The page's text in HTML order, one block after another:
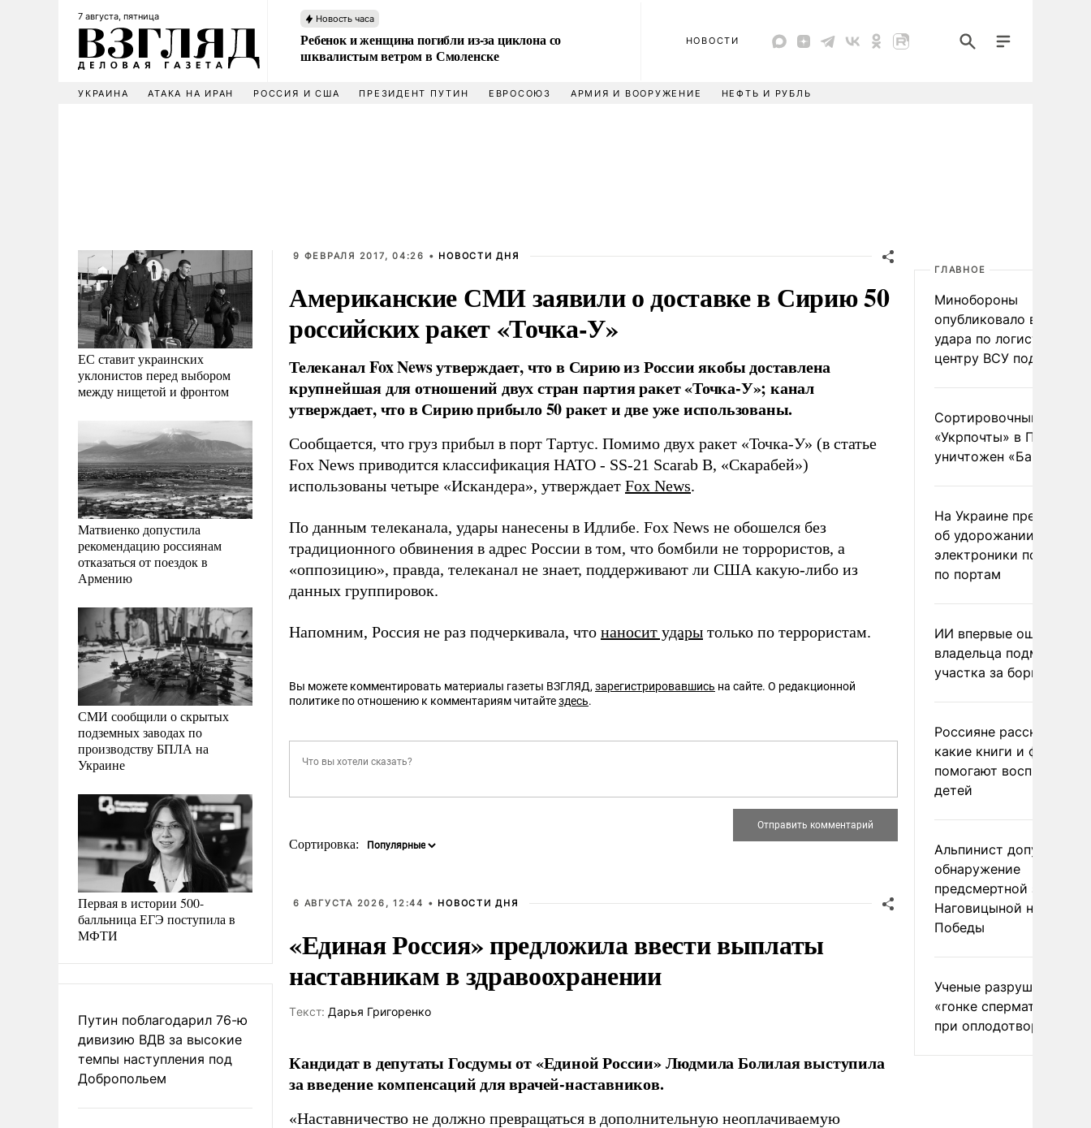
7 августа, пятница Новость часа
Ребенок и женщина погибли из-за циклона со
шквалистым ветром в Смоленске
НОВОСТИ
УКРАИНА АТАКА НА ИРАН РОССИЯ И США ПРЕЗИДЕНТ ПУТИН ЕВРОСОЮЗ АРМИЯ И ВООРУЖЕНИЕ НЕФТЬ И РУБЛЬ
ЕС ставит украинских
уклонистов перед выбором
между нищетой и фронтом
Матвиенко допустила
рекомендацию россиянам
отказаться от поездок в
Армению
СМИ сообщили о скрытых
подземных заводах по
производству БПЛА на
Украине
Первая в истории 500-
балльница ЕГЭ поступила в
МФТИ
Путин поблагодарил 76-ю
дивизию ВДВ за высокие
темпы наступления под
Добропольем
9 ФЕВРАЛЯ 2017, 04:26 • НОВОСТИ ДНЯ
Американские СМИ заявили о доставке в Сирию 50
российских ракет «Точка-У»
Телеканал Fox News утверждает, что в Сирию из России якобы доставлена
крупнейшая для отношений двух стран партия ракет «Точка-У»; канал
утверждает, что в Сирию прибыло 50 ракет и две уже использованы.
Сообщается, что груз прибыл в порт Тартус. Помимо двух ракет «Точка-У» (в статье
Fox News приводится классификация НАТО - SS-21 Scarab B, «Скарабей»)
использованы четыре «Искандера», утверждает Fox News.
По данным телеканала, удары нанесены в Идлибе. Fox News не обошелся без
традиционного обвинения в адрес России в том, что бомбили не торрористов, а
«оппозицию», правда, телеканал не знает, поддерживают ли США какую-либо из
данных группировок.
Напомним, Россия не раз подчеркивала, что наносит удары только по террористам.
Вы можете комментировать материалы газеты ВЗГЛЯД, зарегистрировавшись на сайте. О редакционной
политике по отношению к комментариям читайтездесь.
Сортировка:
6 АВГУСТА 2026, 12:44 • НОВОСТИ ДНЯ
«Единая Россия» предложила ввести выплаты
наставникам в здравоохранении
Tекст: Дарья Григоренко
Кандидат в депутаты Госдумы от «Единой России» Людмила Болилая выступила
за введение компенсаций для врачей-наставников.
«Наставничество не должно превращаться в дополнительную неоплачиваемую
ГЛАВНОЕ
Минобороны
опубликовало видео
удара по
центру ВСУ под Киевом
Сортировочный пункт
«Укрпочты» в
уничтожен
На Украине
об удорожании
электроники после
по портам
ИИ впервые
владельца
участка за борщевик
Россияне рассказали,
какие книги и фильмы
помогают воспитывать
детей
Альпинист допустил
обнаружение
предсмертной записки
Наговицыной на пике
Победы
Ученые разрушили миф
«гонке
при оплодотворении